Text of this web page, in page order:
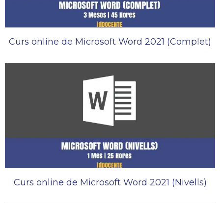
Curs online de Microsoft Word 2021 (Complet)
Curs online de Microsoft Word 2021 (Nivells)